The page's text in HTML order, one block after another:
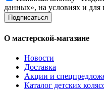
данных», на условиях и
Подписаться
О мастерской-магазине
Новости
Доставка
Акции и
Каталог детских